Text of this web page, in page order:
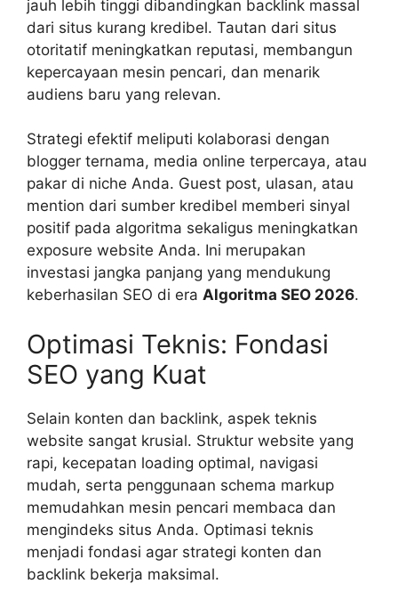
jauh lebih tinggi dibandingkan backlink massal
dari situs kurang kredibel. Tautan dari situs
otoritatif meningkatkan reputasi, membangun
kepercayaan mesin pencari, dan menarik
audiens baru yang relevan.
Strategi efektif meliputi kolaborasi dengan
blogger ternama, media online terpercaya, atau
pakar di niche Anda. Guest post, ulasan, atau
mention dari sumber kredibel memberi sinyal
positif pada algoritma sekaligus meningkatkan
exposure website Anda. Ini merupakan
investasi jangka panjang yang mendukung
keberhasilan SEO di era Algoritma SEO 2026.
Optimasi Teknis: Fondasi
SEO yang Kuat
Selain konten dan backlink, aspek teknis
website sangat krusial. Struktur website yang
rapi, kecepatan loading optimal, navigasi
mudah, serta penggunaan schema markup
memudahkan mesin pencari membaca dan
mengindeks situs Anda. Optimasi teknis
menjadi fondasi agar strategi konten dan
backlink bekerja maksimal.